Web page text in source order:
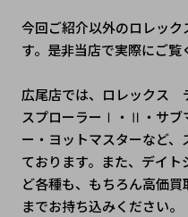
今回ご紹介以外のロレッ
す。是非当店で実際にご覧
広尾店では、ロレックス
スプローラーⅠ・Ⅱ・サブ
ー・ヨットマスターなど
ております。また、デイ
ど各種も、もちろん高価
までお持ち込みください。